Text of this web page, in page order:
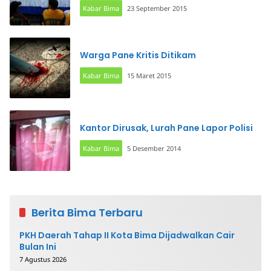
Kabar Bima 23 September 2015
Warga Pane Kritis Ditikam
Kabar Bima 15 Maret 2015
Kantor Dirusak, Lurah Pane Lapor Polisi
Kabar Bima 5 Desember 2014
Berita Bima Terbaru
PKH Daerah Tahap II Kota Bima Dijadwalkan Cair
Bulan Ini
7 Agustus 2026